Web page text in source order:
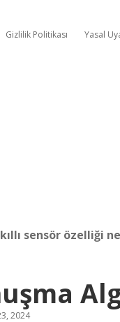
Gizlilik Politikası Yasal
sensör özelliği
2024